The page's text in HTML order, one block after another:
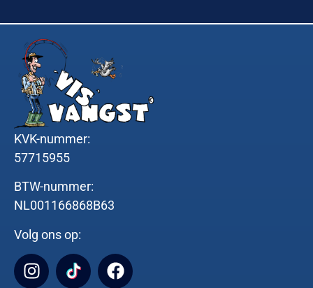
KVK-nummer:
57715955
BTW-nummer:
NL001166868B63
Volg ons op: